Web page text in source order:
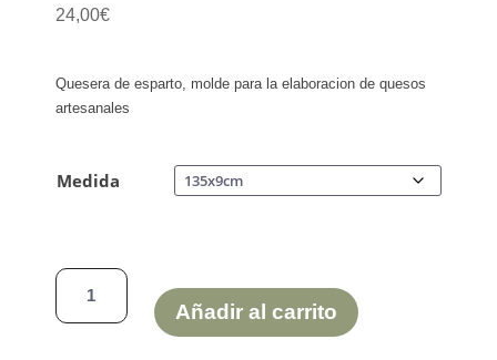
24,00€
Quesera de esparto, molde para la elaboracion de quesos
artesanales
Medida
PLEITA
PARA
HACER
Añadir al carrito